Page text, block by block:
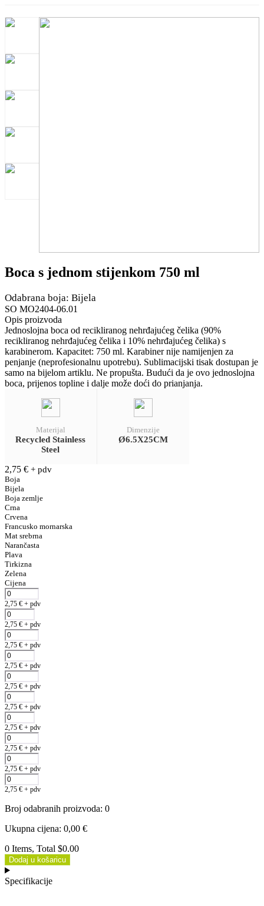
Boca s jednom stijenkom 750 ml
Odabrana boja: Bijela
SO MO2404-06.01
Opis proizvoda
Jednoslojna boca od recikliranog nehrđajućeg čelika (90%
recikliranog nehrđajućeg čelika i 10% nehrđajućeg čelika) s
karabinerom. Kapacitet: 750 ml. Karabiner nije namijenjen za
penjanje (neprofesionalnu upotrebu). Sublimacijski tisak dostupan je
samo na bijelom artiklu. Ne propušta. Budući da je ovo jednoslojna
boca, prijenos topline i dalje može doći do prianjanja.
Materijal
Recycled Stainless
Steel
Dimenzije
Ø6.5X25CM
2,75 € + pdv
Boja
Bijela
Boja zemlje
Crna
Crvena
Francusko mornarska
Mat srebrna
Narančasta
Plava
Tirkizna
Zelena
Cijena
2,75 € + pdv
2,75 € + pdv
2,75 € + pdv
2,75 € + pdv
2,75 € + pdv
2,75 € + pdv
2,75 € + pdv
2,75 € + pdv
2,75 € + pdv
2,75 € + pdv
Broj odabranih proizvoda: 0
Ukupna cijena: 0,00 €
0 Items, Total $0.00
Dodaj u košaricu
Specifikacije